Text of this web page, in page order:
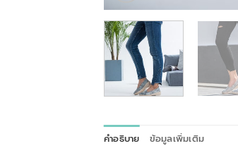
คำอธิบาย ข้อมูลเพิ่มเติม